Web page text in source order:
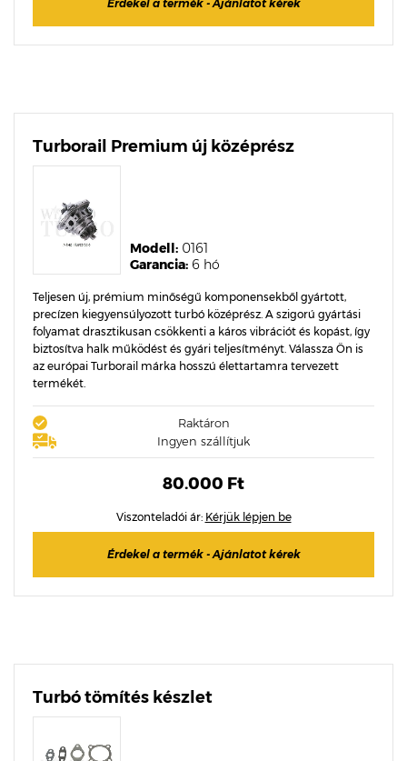
Érdekel a termék - Ajánlatot kérek
Turborail Premium új középrész
Garancia: 6 hó
Modell: 0161
Teljesen új, prémium minőségű komponensekből gyártott,
precízen kiegyensúlyozott turbó középrész. A szigorú gyártási
folyamat drasztikusan csökkenti a káros vibrációt és kopást, így
biztosítva halk működést és gyári teljesítményt. Válassza Ön is
az európai Turborail márka hosszú élettartamra tervezett
termékét.
Raktáron
Ingyen szállítjuk
80.000 Ft
Viszonteladói ár: Kérjük lépjen be
Érdekel a termék - Ajánlatot kérek
Turbó tömítés készlet